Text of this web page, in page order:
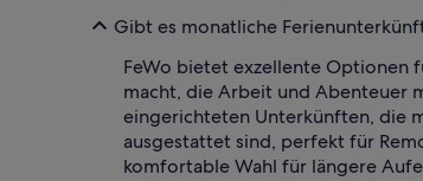
Gibt es monatliche
FeWo bietet exzellente Optionen
macht, die Arbeit und Abenteuer
eingerichteten Unterkünften, die
ausgestattet sind, perfekt für
komfortable Wahl für längere